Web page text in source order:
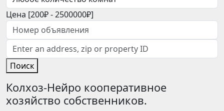
Цена [200₽-2500000₽]
Поиск
Колхоз-Нейро кооперативное
хозяйство собственников.